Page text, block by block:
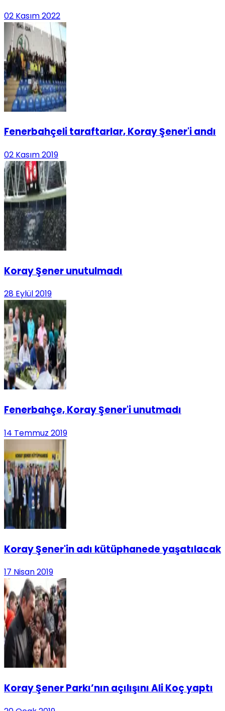
02 Kasım 2022
Fenerbahçeli taraftarlar, Koray Şener'i andı
02 Kasım 2019
Koray Şener unutulmadı
28 Eylül 2019
Fenerbahçe, Koray Şener'i unutmadı
14 Temmuz 2019
Koray Şener'in adı kütüphanede yaşatılacak
17 Nisan 2019
Koray Şener Parkı’nın açılışını Ali Koç yaptı